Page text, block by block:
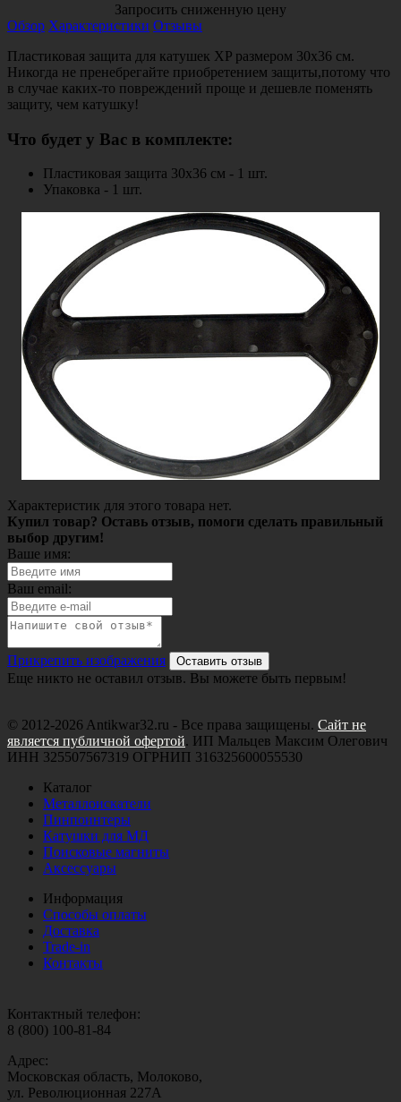
Запросить сниженную цену
Обзор Характеристики Отзывы
Пластиковая защита для катушек XP размером 30x36 см.
Никогда не пренебрегайте приобретением защиты,потому что
в случае каких-то повреждений проще и дешевле поменять
защиту, чем катушку!
Что будет у Вас в комплекте:
Пластиковая защита 30x36 см - 1 шт.
Упаковка - 1 шт.
Характеристик для этого товара нет.
Купил товар? Оставь отзыв, помоги сделать правильный
выбор другим!
Ваше имя:
Ваш email:
Прикрепить изображения Оставить отзыв
Еще никто не оставил отзыв. Вы можете быть первым!
© 2012-2026 Antikwar32.ru - Все права защищены. Сайт не
является публичной офертой. ИП Мальцев Максим Олегович
ИНН 325507567319 ОГРНИП 316325600055530
Каталог
Металлоискатели
Пинпоинтеры
Катушки для МД
Поисковые магниты
Аксессуары
Информация
Способы оплаты
Доставка
Trade-in
Контакты
Контактный телефон:
8 (800) 100-81-84
Адрес:
Московская область, Молоково,
ул. Революционная 227А